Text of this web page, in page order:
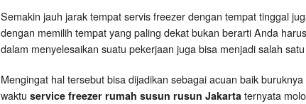
Semakin jauh jarak tempat servis freezer dengan tempat tinggal
dengan memilih tempat yang paling dekat bukan berarti Anda
dalam menyelesaikan suatu pekerjaan juga bisa menjadi salah
Mengingat hal tersebut bisa dijadikan sebagai acuan baik
waktu service freezer rumah susun rusun Jakarta ternyata